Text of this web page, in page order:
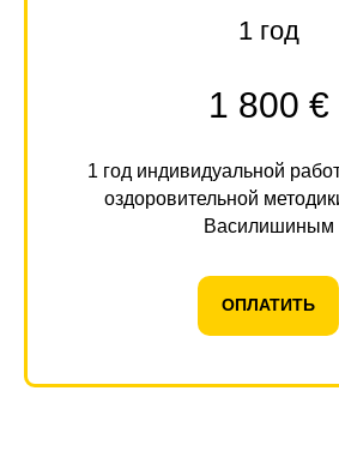
1 год
1 800 €
1 год индивидуальной
оздоровительной
Василишиным
ОПЛАТИТЬ